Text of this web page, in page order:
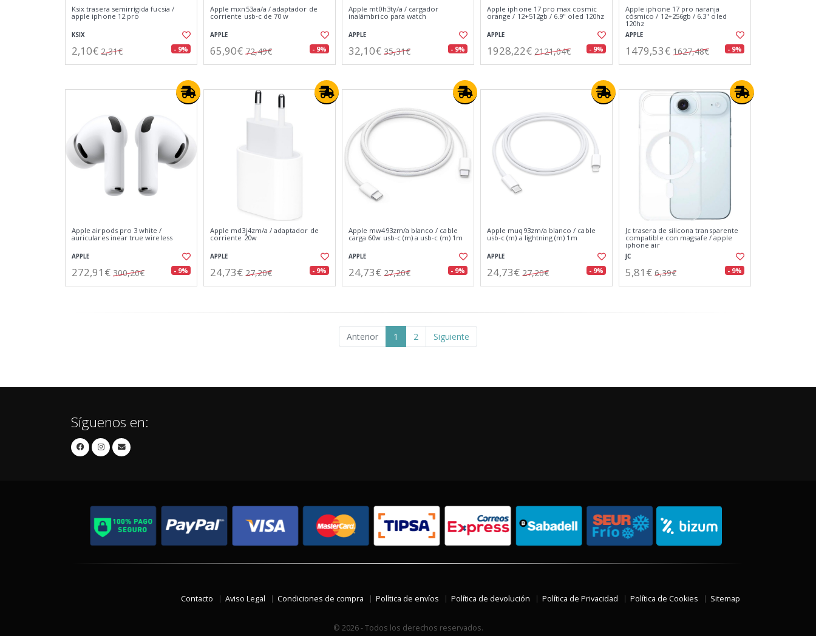
Ksix trasera semirrígida fucsia /
apple iphone 12 pro
KSIX
2,10€ 2,31€ - 9%
Apple mxn53aa/a / adaptador de
corriente usb‑c de 70 w
APPLE
65,90€ 72,49€ - 9%
Apple mt0h3ty/a / cargador
inalámbrico para watch
APPLE
32,10€ 35,31€ - 9%
Apple iphone 17 pro max cosmic
orange / 12+512gb / 6.9" oled 120hz
APPLE
1928,22€ 2121,04€ - 9%
Apple iphone 17 pro naranja
cósmico / 12+256gb / 6.3" oled
120hz
APPLE
1479,53€ 1627,48€ - 9%
Apple airpods pro 3 white /
auriculares inear true wireless
APPLE
272,91€ 300,20€ - 9%
Apple md3j4zm/a / adaptador de
corriente 20w
APPLE
24,73€ 27,20€ - 9%
Apple mw493zm/a blanco / cable
carga 60w usb-c (m) a usb-c (m) 1m
APPLE
24,73€ 27,20€ - 9%
Apple muq93zm/a blanco / cable
usb-c (m) a lightning (m) 1m
APPLE
24,73€ 27,20€ - 9%
Jc trasera de silicona transparente
compatible con magsafe / apple
iphone air
JC
5,81€ 6,39€ - 9%
Anterior 1 2 Siguiente
Síguenos en:
Contacto Aviso Legal Condiciones de compra Política de envíos Política de devolución Política de Privacidad Política de Cookies Sitemap
© 2026 - Todos los derechos reservados.